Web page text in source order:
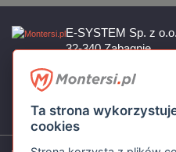
Firma czynna od
E-SYSTEM Sp. z o.o.
32-340 Zabagnie
sklep@montersi.pl
Ta strona
cookies